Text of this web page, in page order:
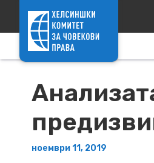
ноември 11, 2019